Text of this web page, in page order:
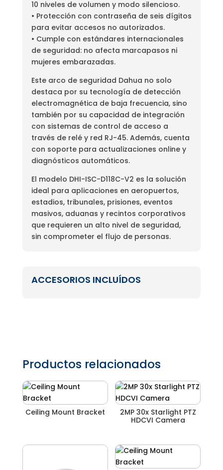
10 niveles de volumen y modo silencioso.
• Protección con contraseña de seis dígitos
para evitar accesos no autorizados.
• Cumple con estándares internacionales
de seguridad: no afecta marcapasos ni
mujeres embarazadas.
Este arco de seguridad Dahua no solo
destaca por su tecnología de detección
electromagnética de baja frecuencia, sino
también por su capacidad de integración
con sistemas de control de acceso a
través de relé y red RJ-45. Además, cuenta
con soporte para actualizaciones online y
diagnósticos automáticos.
El modelo DHI-ISC-D118C-V2 es la solución
ideal para aplicaciones en aeropuertos,
estadios, tribunales, prisiones, eventos
masivos, aduanas y recintos corporativos
que requieren un alto nivel de seguridad,
sin comprometer el flujo de personas.
ACCESORIOS INCLUÍDOS
Productos relacionados
Ceiling Mount Bracket
2MP 30x Starlight PTZ
HDCVI Camera